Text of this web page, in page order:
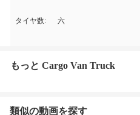
タイヤ数: 六
もっと Cargo Van Truck
類似の動画を探す